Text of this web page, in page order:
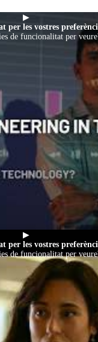
▶
per les vostres
de funcionalitat per
▶
per les vostres
de funcionalitat per